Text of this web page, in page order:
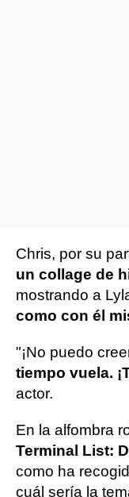
Chris, por su
un collage de
mostrando a
como con él
"¡No puedo
tiempo vuela.
actor.
En la alfombra
Terminal List:
como ha
cuál sería la